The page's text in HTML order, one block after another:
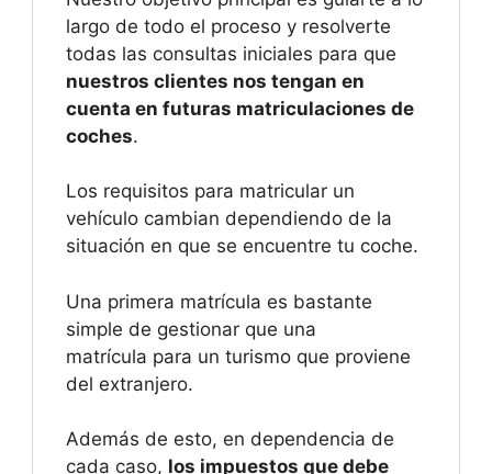
largo de todo el proceso y resolverte
todas las consultas iniciales para que
nuestros clientes nos tengan en
cuenta en futuras matriculaciones de
coches.
Los requisitos para matricular un
vehículo cambian dependiendo de la
situación en que se encuentre tu coche.
Una primera matrícula es bastante
simple de gestionar que una
matrícula para un turismo que proviene
del extranjero.
Además de esto, en dependencia de
cada caso, los impuestos que debe